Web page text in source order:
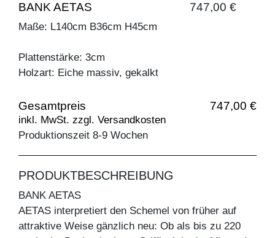
BANK AETAS 747,00 €
Maße: L140cm B36cm H45cm
Plattenstärke: 3cm
Holzart: Eiche massiv, gekalkt
Gesamtpreis 747,00 €
inkl. MwSt. zzgl. Versandkosten
Produktionszeit 8-9 Wochen
PRODUKTBESCHREIBUNG
BANK AETAS
AETAS interpretiert den Schemel von früher auf
attraktive Weise gänzlich neu: Ob als bis zu 220